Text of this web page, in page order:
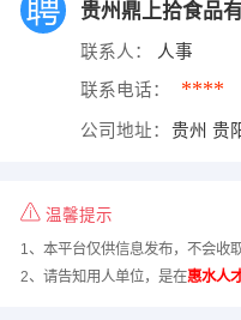
贵州鼎上拾食品
联系人： 人事
联系电话： ****
公司地址： 贵州 贵
温馨提示
1、本平台仅供信息发布，不会收
2、请告知用人单位，是在惠水人